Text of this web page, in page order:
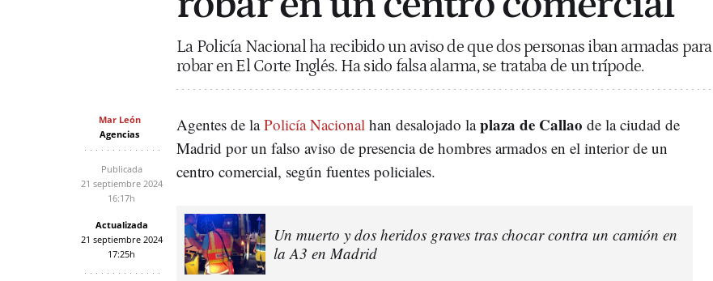
La Policía Nacional ha recibido un aviso de que dos personas iban armadas para
robar en El Corte Inglés. Ha sido falsa alarma, se trataba de un trípode.
Mar León
Agencias
Publicada
21 septiembre 2024
16:17h
Actualizada
21 septiembre 2024
17:25h
Agentes de laPolicía Nacional han desalojado laplaza de Callao de la ciudad de
Madrid por un falso aviso de presencia de hombres armados en el interior de un
centro comercial, según fuentes policiales.
Un muerto y dos heridos graves tras chocar contra un camión en
la A3 en Madrid